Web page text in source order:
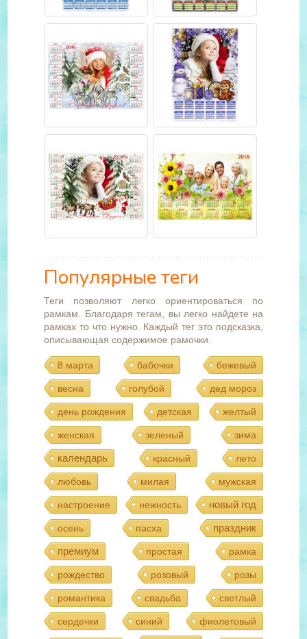
Популярные теги
Теги позволяют легко ориентироваться по
рамкам. Благодаря тегам, вы легко найдете на
рамках то что нужно. Каждый тег это подсказка,
описывающая содержимое рамочки.
8 марта бабочки бежевый
весна голубой дед мороз
день рождения детская желтый
женская зеленый зима
календарь красный лето
любовь милая мужская
настроение нежность новый год
осень пасха
праздник
премиум
простая рамка
рождество розовый розы
романтика свадьба светлый
сердечки синий фиолетовый